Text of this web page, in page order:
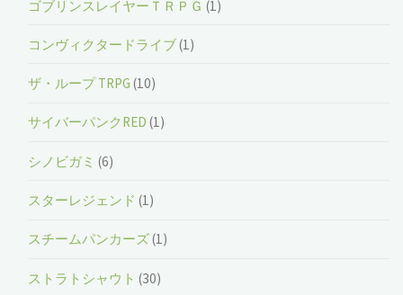
ゴブリンスレイヤーＴＲＰＧ (1)
コンヴィクタードライブ(1)
ザ・ループ TRPG (10)
サイバーパンクRED (1)
シノビガミ (6)
スターレジェンド (1)
スチームパンカーズ(1)
ストラトシャウト (30)